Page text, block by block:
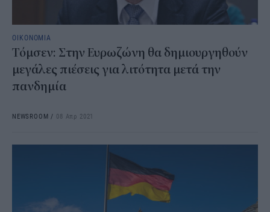
ΟΙΚΟΝΟΜΙΑ
Τόμσεν: Στην Ευρωζώνη θα δημιουργηθούν
μεγάλες πιέσεις για λιτότητα μετά την
πανδημία
NEWSROOM / 08 Απρ 2021